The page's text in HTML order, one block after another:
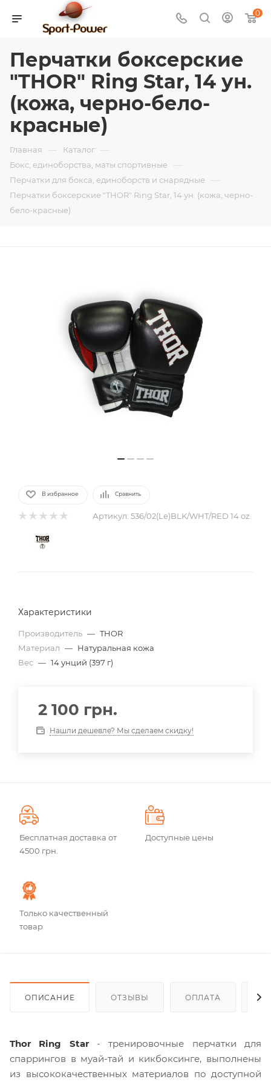
0
Перчатки боксерские
"THOR" Ring Star, 14 ун.
(кожа, черно-бело-
красные)
Главная — Каталог —
Бокс, единоборства, маты спортивные —
Перчатки для бокса, единоборств и снарядные —
Перчатки боксерские "THOR" Ring Star, 14 ун. (кожа, черно-
бело-красные)
В избранное Сравнить
Артикул: 536/02(Le)BLK/WHT/RED 14 oz.
Характеристики
Производитель — THOR
Материал — Натуральная кожа
Вес — 14 унций (397 г)
2 100 грн.
Нашли дешевле? Мы сделаем скидку!
Бесплатная доставка от
4500 грн.
Доступные цены
Только качественный
товар
ОПИСАНИЕ ОТЗЫВЫ ОПЛАТА
Thor Ring Star- тренировочные перчатки для
спаррингов в муай-тай и кикбоксинге, выполнены
из высококачественных материалов по доступной